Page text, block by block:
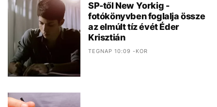
SP-től New Yorkig -
fotókönyvben foglalja össze
az elmúlt tíz évét Éder
Krisztián
TEGNAP 10:09 -KOR